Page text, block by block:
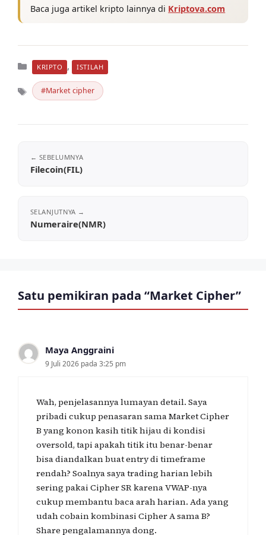
Baca juga artikel kripto lainnya di Kriptova.com
Kategori
KRIPTO , ISTILAH
Tag Market cipher
Filecoin(FIL)
Numeraire(NMR)
Satu pemikiran pada “Market Cipher”
Maya Anggraini
9 Juli 2026 pada 3:25 pm
Wah, penjelasannya lumayan detail. Saya
pribadi cukup penasaran sama Market Cipher
B yang konon kasih titik hijau di kondisi
oversold, tapi apakah titik itu benar-benar
bisa diandalkan buat entry di timeframe
rendah? Soalnya saya trading harian lebih
sering pakai Cipher SR karena VWAP-nya
cukup membantu baca arah harian. Ada yang
udah cobain kombinasi Cipher A sama B?
Share pengalamannya dong.